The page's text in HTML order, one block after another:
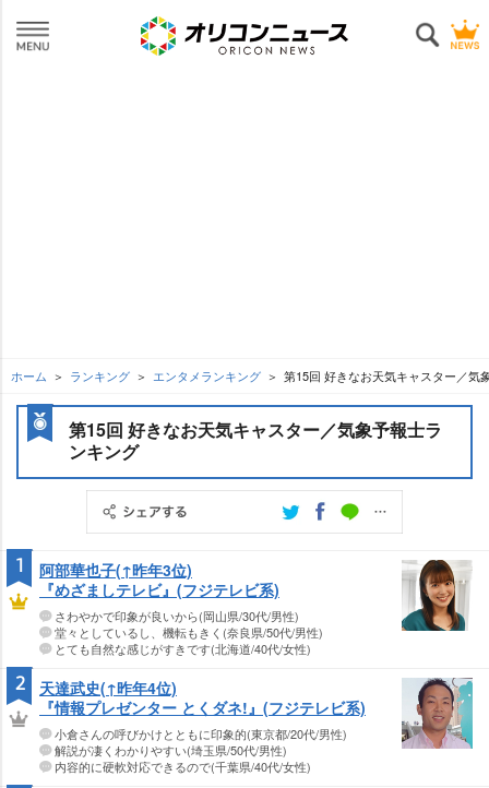
ホーム ランキング エンタメランキング 第15回 好きなお天気キャスター／気
第15回 好きなお天気キャスター／気象予報士ラ
ンキング
阿部華也子(↑昨年3位)
『めざましテレビ』(フジテレビ系)
さわやかで印象が良いから(岡山県/30代/男性)
堂々としているし、機転もきく(奈良県/50代/男性)
とても自然な感じがすきです(北海道/40代/女性)
1
天達武史(↑昨年4位)
『情報プレゼンター とくダネ!』(フジテレビ系)
小倉さんの呼びかけとともに印象的(東京都/20代/男性)
解説が凄くわかりやすい(埼玉県/50代/男性)
内容的に硬軟対応できるので(千葉県/40代/女性)
2